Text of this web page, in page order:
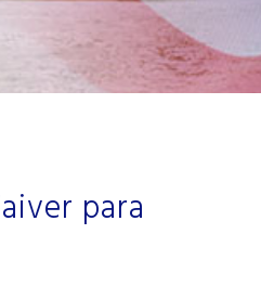
para